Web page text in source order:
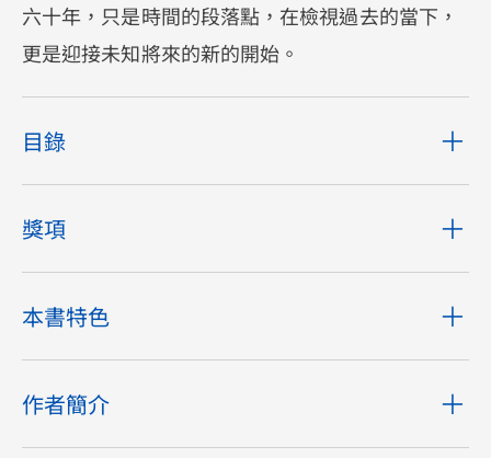
六十年，只是時間的段落點，在檢視過去的當下，
更是迎接未知將來的新的開始。
目錄
獎項
本書特色
作者簡介